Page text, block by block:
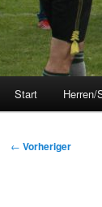
Start Herren/
Beitragsnavigation
← Vorheriger